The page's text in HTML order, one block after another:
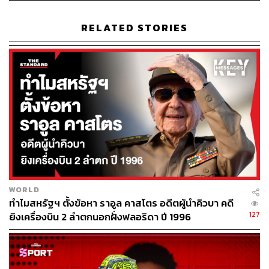
https://robbreport.com/shelter/celebrity-homes/gisele-
bundchen-house-florida-1234894526/
TAGS: Gisele Bundchen Tom Brady Florida
132
ABOUT THE AUTHOR
สิรีธร พงษารัตน์
นักศึกษาฝึกงาน THE STANDARD POP ฝั่ง
บันเทิงต่างประเทศและแฟชั่น
RELATED STORIES
WORLD
ทำไมสหรัฐฯ ตั้งข้อหา ราอูล คาสโตร อดีตผู้นำคิวบา คดี
ยิงเครื่องบิน 2 ลำตกนอกฝั่งฟลอริดา ปี 1996
127